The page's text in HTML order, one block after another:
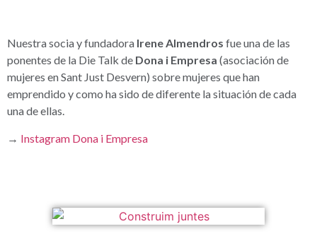
Nuestra socia y fundadora Irene Almendros fue una de las
ponentes de la Die Talk de Dona i Empresa (asociación de
mujeres en Sant Just Desvern) sobre mujeres que han
emprendido y como ha sido de diferente la situación de cada
una de ellas.
→ Instagram Dona i Empresa